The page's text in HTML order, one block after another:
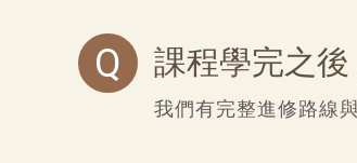
Q 課程學完之
我們有完整進修路線